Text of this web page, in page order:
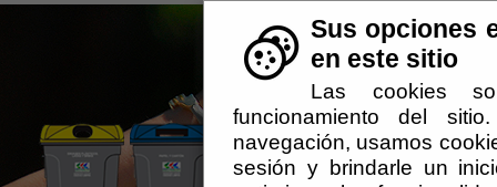
Sus opciones
en este sitio
Las cookies
funcionamiento del
navegación, usamos
sesión y brindarle un